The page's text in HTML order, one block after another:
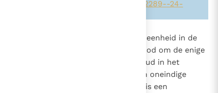
-2289--24-
Het leven van de mens vindt zijn eenheid in de
aanbidding van de Enige. Het gebod om de enige
Heer te aanbidden, brengt eenvoud in het
mensenleven en redt het van een oneindige
versnippering. De afgodendienst is een